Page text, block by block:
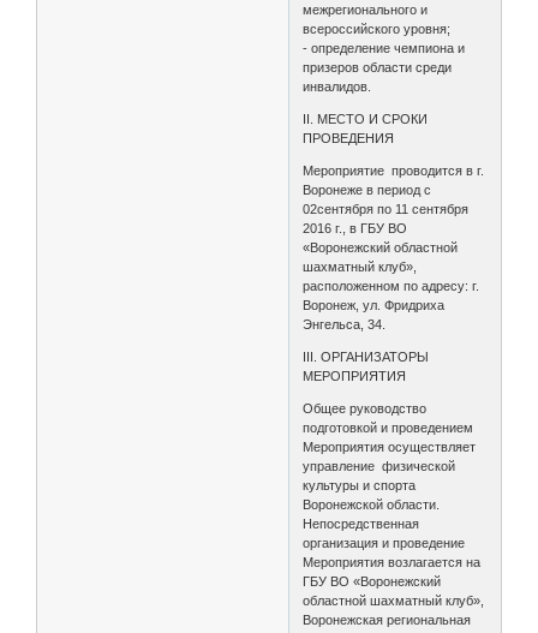
межрегионального и
всероссийского уровня;
- определение чемпиона и
призеров области среди
инвалидов.
II. МЕСТО И СРОКИ
ПРОВЕДЕНИЯ
Мероприятие проводится в г.
Воронеже в период с
02сентября по 11 сентября
2016 г., в ГБУ ВО
«Воронежский областной
шахматный клуб»,
расположенном по адресу: г.
Воронеж, ул. Фридриха
Энгельса, 34.
III. ОРГАНИЗАТОРЫ
МЕРОПРИЯТИЯ
Общее руководство
подготовкой и проведением
Мероприятия осуществляет
управление физической
культуры и спорта
Воронежской области.
Непосредственная
организация и проведение
Мероприятия возлагается на
ГБУ ВО «Воронежский
областной шахматный клуб»,
Воронежская региональная